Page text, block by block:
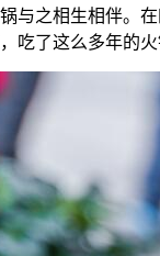
与之相生相伴。
吃了这么多年的